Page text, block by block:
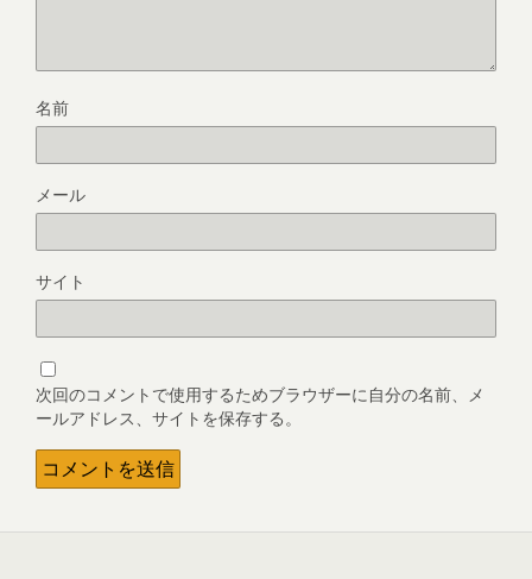
名前
メール
サイト
次回のコメントで使用するためブラウザーに自分の名前、メ
ールアドレス、サイトを保存する。